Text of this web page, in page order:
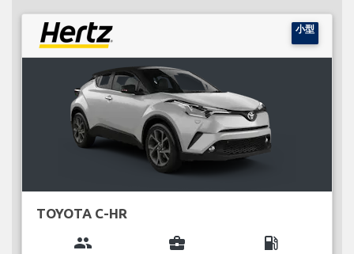
小型
TOYOTA C-HR
group business_center local_gas_station